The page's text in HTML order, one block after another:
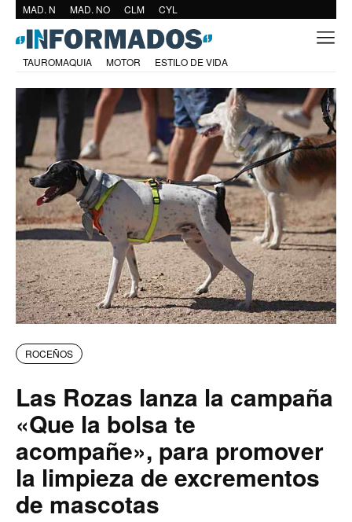
MAD. N MAD. NO CLM CYL
TAUROMAQUIA MOTOR ESTILO DE VIDA
ROCEÑOS
Las Rozas lanza la campaña
«Que la bolsa te
acompañe», para promover
la limpieza de excrementos
de mascotas